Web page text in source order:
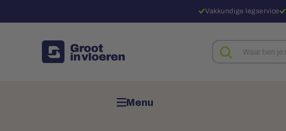
Vakkundige legservice
Zoeken
naar
Menu